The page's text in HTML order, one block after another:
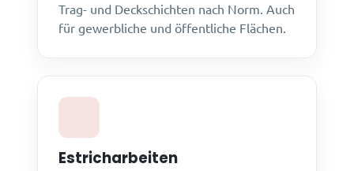
Trag- und Deckschichten nach Norm. Auch
für gewerbliche und öffentliche Flächen.
Estricharbeiten